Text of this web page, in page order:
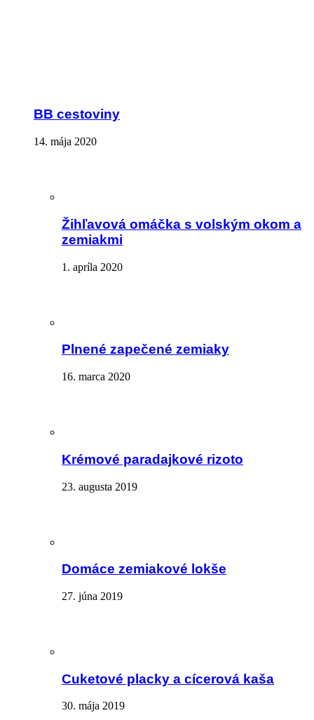
BB cestoviny
14. mája 2020
Žihľavová omáčka s volským okom a
zemiakmi
1. apríla 2020
Plnené zapečené zemiaky
16. marca 2020
Krémové paradajkové rizoto
23. augusta 2019
Domáce zemiakové lokše
27. júna 2019
Cuketové placky a cícerová kaša
30. mája 2019